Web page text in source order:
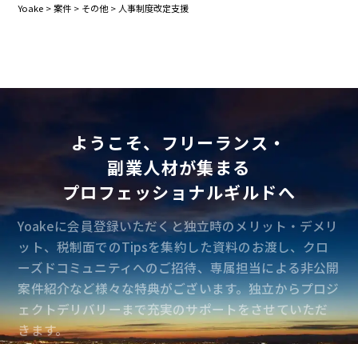
Yoake >案件 > その他 > 人事制度改定支援
ようこそ、フリーランス・
副業人材が集まる
プロフェッショナルギルドへ
Yoakeに会員登録いただくと独立時のメリット・デメリ
ット、税制面でのTipsを集約した資料のお渡し、クロ
ーズドコミュニティへのご招待、専属担当による非公開
案件紹介など様々な特典がございます。独立からプロジ
ェクトデリバリーまで充実のサポートをさせていただ
きます。